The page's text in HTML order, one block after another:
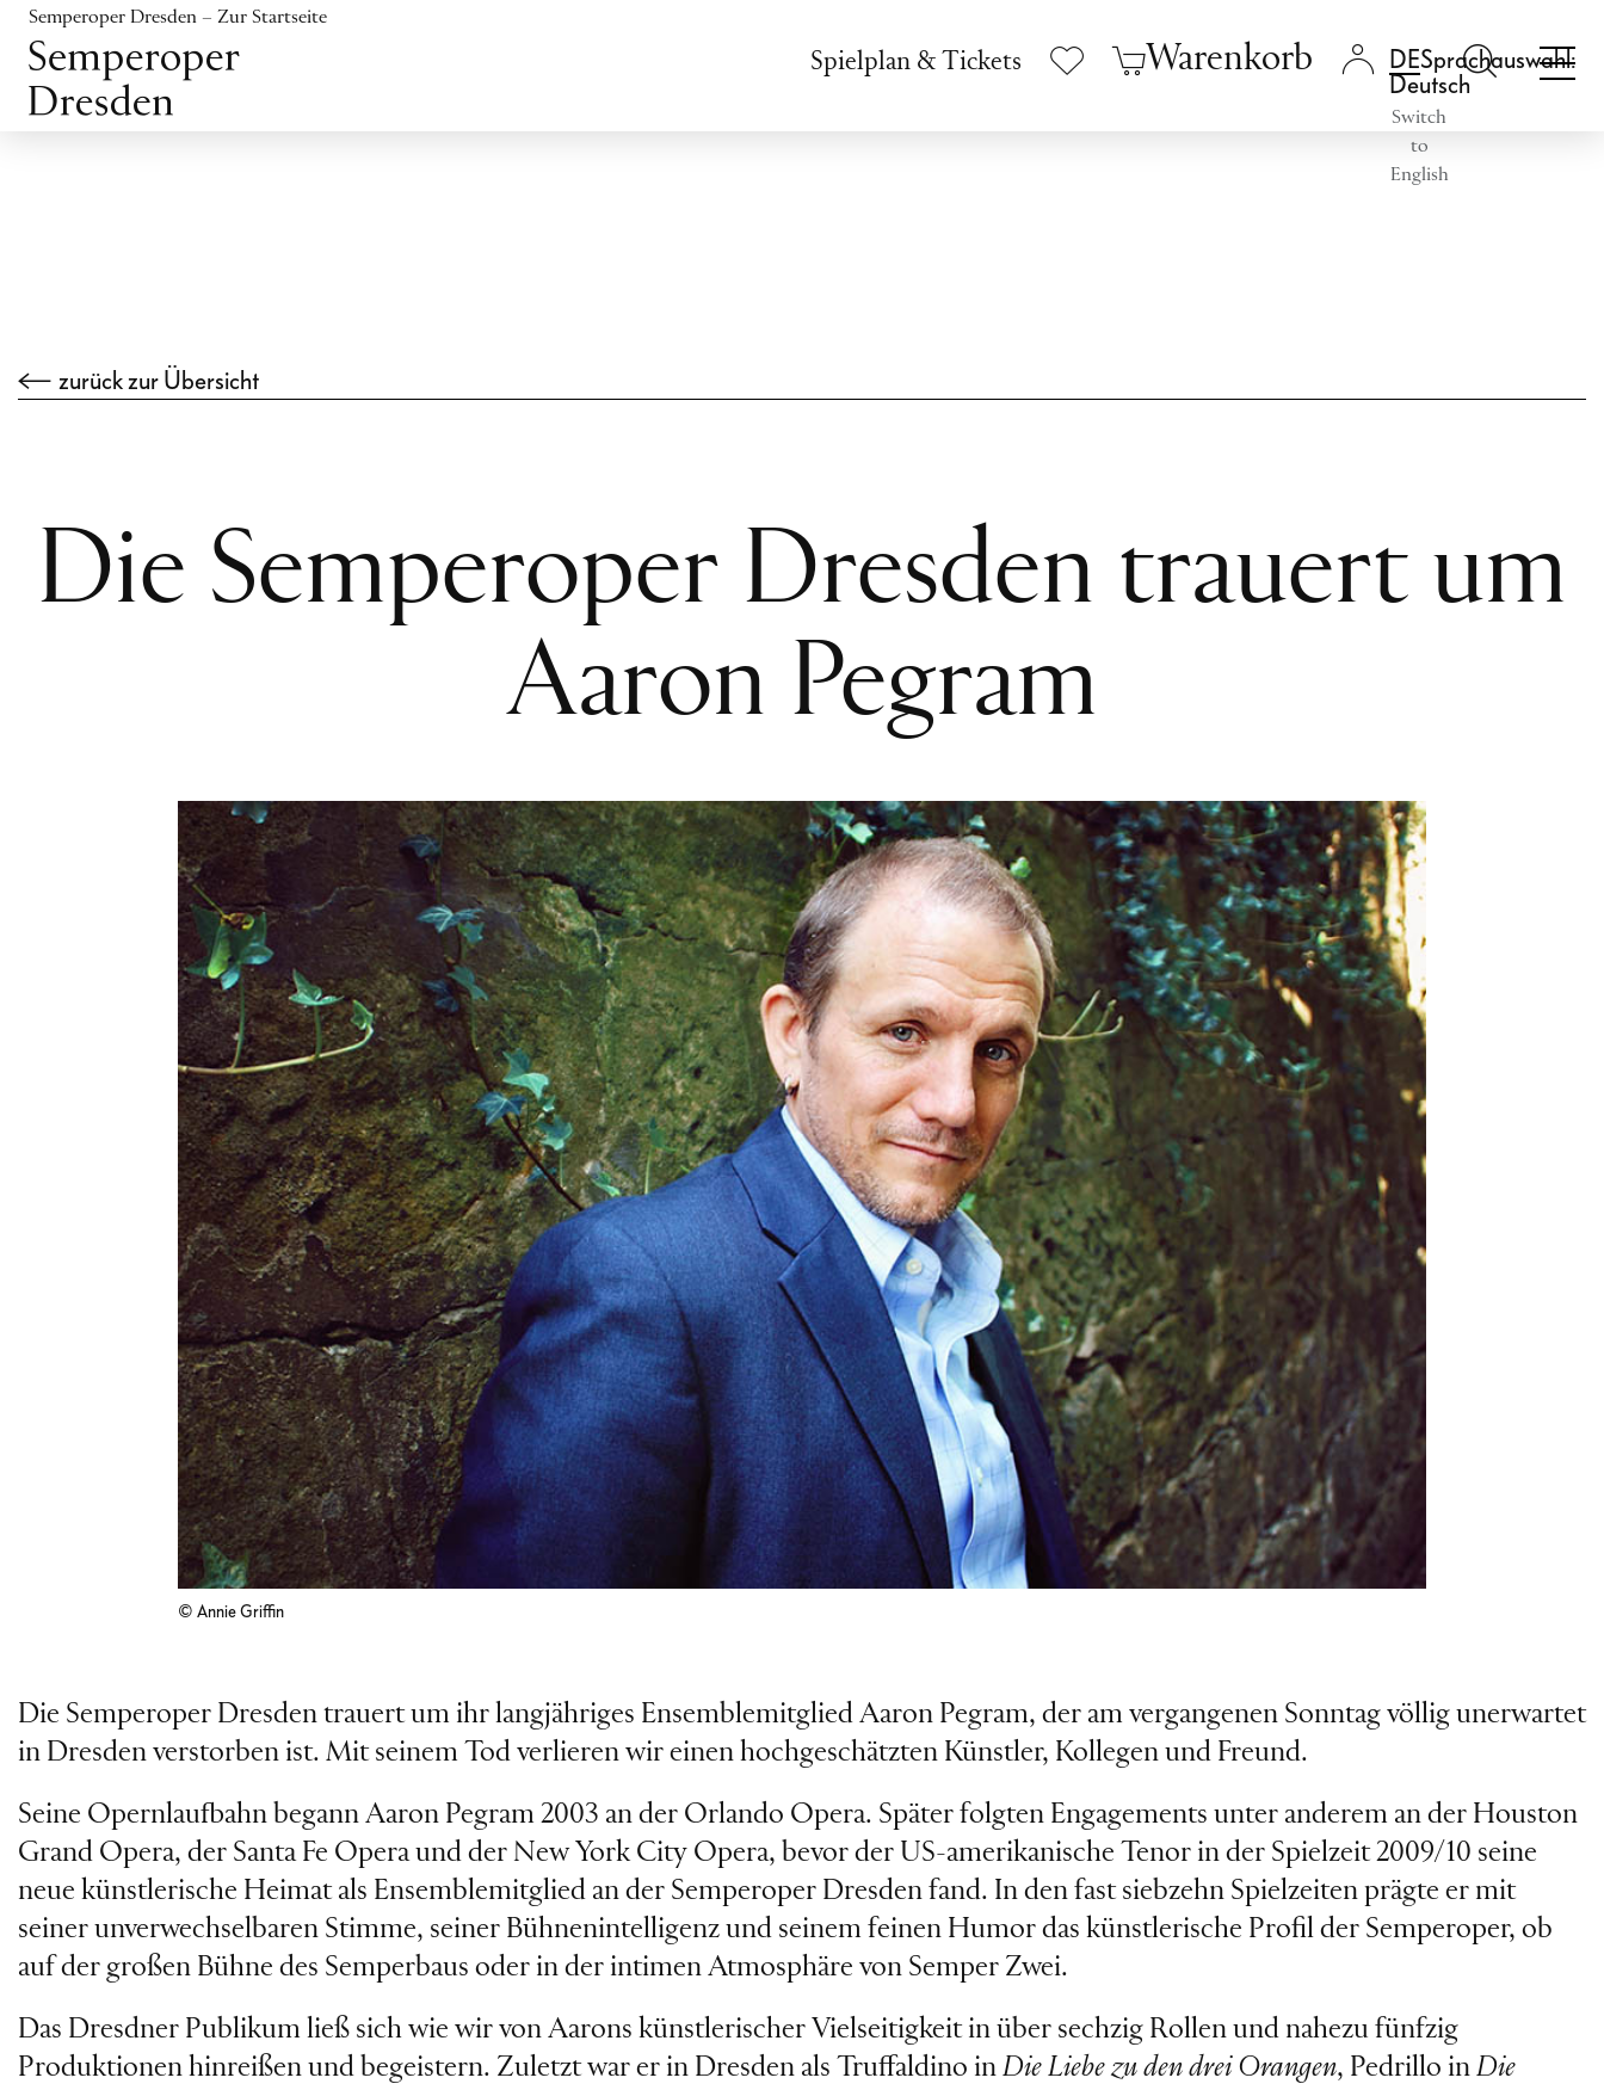
Inhalt anspringen
Fußbereich anspringen
Semperoper Dresden – Zur Startseite
Spielplan & Tickets Warenkorb
Sprachauswahl:
Deutsch
Switch
to
English
zurück zur Übersicht
Die Semperoper Dresden trauert um
Aaron Pegram
© Annie Griffin
Die Semperoper Dresden trauert um ihr langjähriges Ensemblemitglied Aaron Pegram, der am vergangenen Sonntag völlig unerwartet
in Dresden verstorben ist. Mit seinem Tod verlieren wir einen hochgeschätzten Künstler, Kollegen und Freund.
Seine Opernlaufbahn begann Aaron Pegram 2003 an der Orlando Opera. Später folgten Engagements unter anderem an der Houston
Grand Opera, der Santa Fe Opera und der New York City Opera, bevor der US-amerikanische Tenor in der Spielzeit 2009/10 seine
neue künstlerische Heimat als Ensemblemitglied an der Semperoper Dresden fand. In den fast siebzehn Spielzeiten prägte er mit
seiner unverwechselbaren Stimme, seiner Bühnenintelligenz und seinem feinen Humor das künstlerische Profil der Semperoper, ob
auf der großen Bühne des Semperbaus oder in der intimen Atmosphäre von Semper Zwei.
Das Dresdner Publikum ließ sich wie wir von Aarons künstlerischer Vielseitigkeit in über sechzig Rollen und nahezu fünfzig
Produktionen hinreißen und begeistern. Zuletzt war er in Dresden als Truffaldino in Die Liebe zu den drei Orangen, Pedrillo in Die